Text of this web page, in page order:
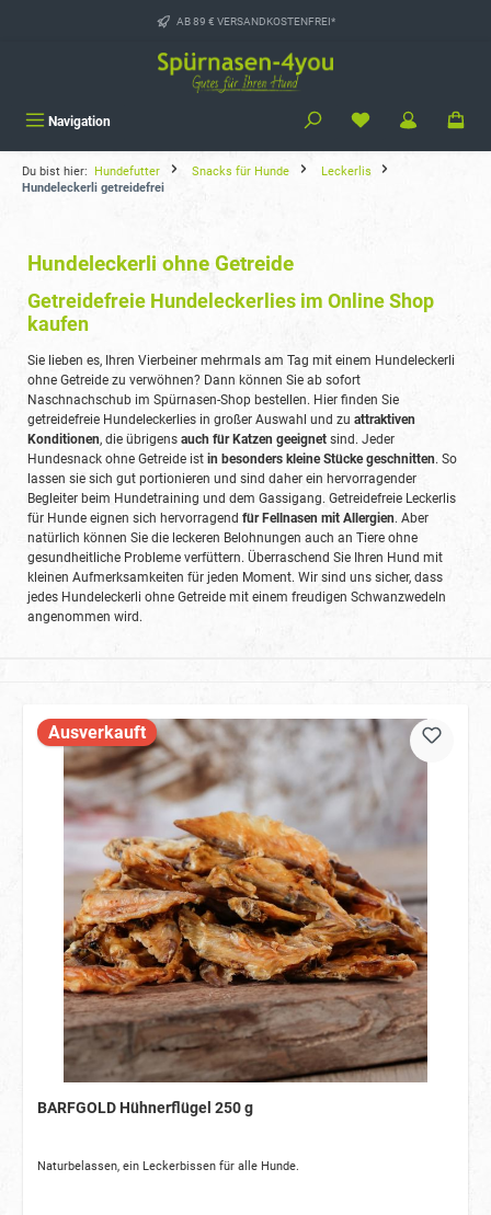
AB 89 € VERSANDKOSTENFREI*
Navigation
Du bist hier: Hundefutter Snacks für Hunde
Leckerlis
Hundeleckerli getreidefrei
Hundeleckerli ohne Getreide
Getreidefreie Hundeleckerlies im Online Shop
kaufen
Sie lieben es, Ihren Vierbeiner mehrmals am Tag mit einem Hundeleckerli
ohne Getreide zu verwöhnen? Dann können Sie ab sofort
Naschnachschub im Spürnasen-Shop bestellen. Hier finden Sie
getreidefreie Hundeleckerlies in großer Auswahl und zu attraktiven
Konditionen, die übrigens auch für Katzen geeignet sind. Jeder
Hundesnack ohne Getreide ist in besonders kleine Stücke geschnitten. So
lassen sie sich gut portionieren und sind daher ein hervorragender
Begleiter beim Hundetraining und dem Gassigang. Getreidefreie Leckerlis
für Hunde eignen sich hervorragend für Fellnasen mit Allergien. Aber
natürlich können Sie die leckeren Belohnungen auch an Tiere ohne
gesundheitliche Probleme verfüttern. Überraschend Sie Ihren Hund mit
kleinen Aufmerksamkeiten für jeden Moment. Wir sind uns sicher, dass
jedes Hundeleckerli ohne Getreide mit einem freudigen Schwanzwedeln
angenommen wird.
Ausverkauft
BARFGOLD Hühnerflügel 250 g
Naturbelassen, ein Leckerbissen für alle Hunde.